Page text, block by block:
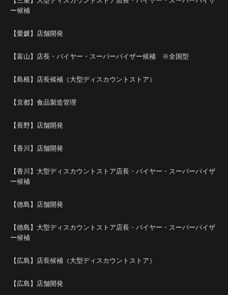
ー候補
【愛媛】店舗開発
【富山】店長・バイヤー・スーパーバイザー候補 ※全国型
【島根】店長候補（大型ディスカウントストア）
【京都】食品製造管理
【長野】店舗開発
【香川】店舗開発
【香川】大型ディスカウントストア店長・バイヤー・スーパーバイザ
ー候補
【徳島】店舗開発
【徳島】大型ディスカウントストア店長・バイヤー・スーパーバイザ
ー候補
【広島】店長候補（大型ディスカウントストア）
【広島】店舗開発